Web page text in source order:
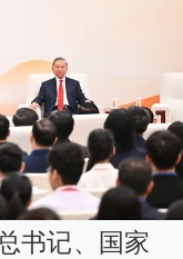
书记、国家